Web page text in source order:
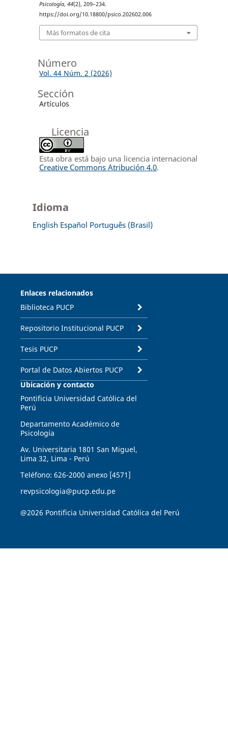
Psicología, 44(2), 209–234.
https://doi.org/10.18800/psico.202602.006
Más formatos de cita
Número
Vol. 44 Núm. 2 (2026)
Sección
Artículos
Licencia
Esta obra está bajo una licencia internacional
Creative Commons Atribución 4.0.
Idioma
English Español Português (Brasil)
Enlaces relacionados
Biblioteca PUCP
Repositorio Institucional PUCP
Tesis PUCP
Portal de Datos Abiertos PUCP
Ubicación y contacto
Pontificia Universidad Católica del
Perú
Departamento Académico de
Psicología
Av. Universitaria 1801 San Miguel,
Lima 32, Lima - Perú
Teléfono: 626-2000 anexo [4571]
revpsicologia@pucp.edu.pe
@2026 Pontificia Universidad Católica del Perú